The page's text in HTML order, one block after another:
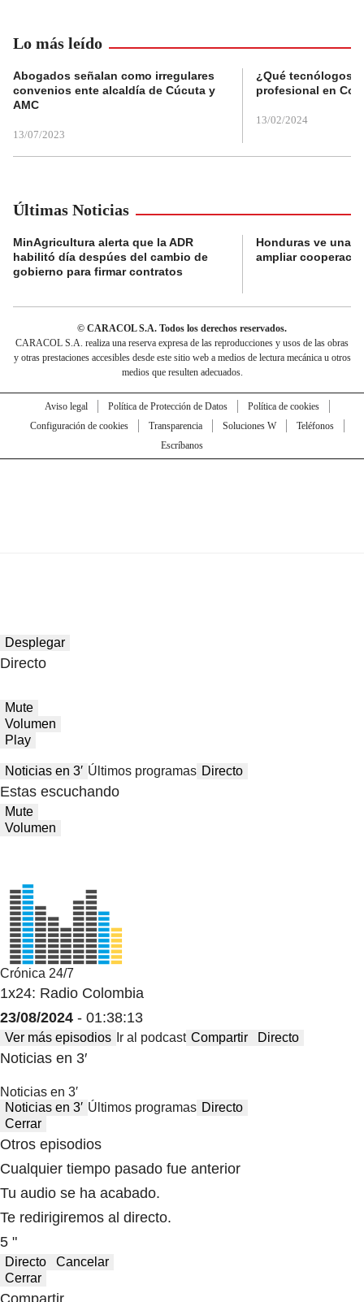
Lo más leído
Abogados señalan como irregulares
convenios ente alcaldía de Cúcuta y
AMC
13/07/2023
¿Qué tecnólogos
profesional en
13/02/2024
Últimas Noticias
MinAgricultura alerta que la ADR
habilitó día despúes del cambio de
gobierno para firmar contratos
Honduras ve una
ampliar
© CARACOL S.A. Todos los derechos reservados.
CARACOL S.A. realiza una reserva expresa de las reproducciones y usos de las obras
y otras prestaciones accesibles desde este sitio web a medios de lectura mecánica u otros
medios que resulten adecuados.
Aviso legal Política de Protección de Datos
Política de cookies
Configuración de cookies
Transparencia Soluciones W
Teléfonos
Escríbanos
Desplegar
Directo
Mute
Volumen
Play
Noticias en 3′ Últimos programas Directo
Estas escuchando
Mute
Volumen
Crónica 24/7
1x24: Radio Colombia
23/08/2024 - 01:38:13
Ver más episodios Ir al podcast Compartir Directo
Noticias en 3′
Noticias en 3′
Noticias en 3′ Últimos programas Directo
Cerrar
Otros episodios
Cualquier tiempo pasado fue anterior
Tu audio se ha acabado.
Te redirigiremos al directo.
5 "
Directo
Cancelar
Cerrar